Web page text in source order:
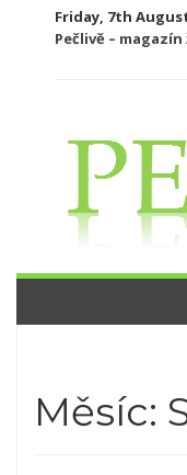
Friday, 7th
Pečlivě –
Měsíc: